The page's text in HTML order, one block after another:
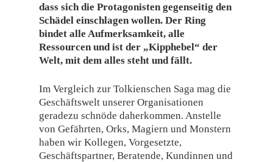
dass sich die Protagonisten gegenseitig den
Schädel einschlagen wollen. Der Ring
bindet alle Aufmerksamkeit, alle
Ressourcen und ist der „Kipphebel“ der
Welt, mit dem alles steht und fällt.
Im Vergleich zur Tolkienschen Saga mag die
Geschäftswelt unserer Organisationen
geradezu schnöde daherkommen. Anstelle
von Gefährten, Orks, Magiern und Monstern
haben wir Kollegen, Vorgesetzte,
Geschäftspartner, Beratende, Kundinnen und